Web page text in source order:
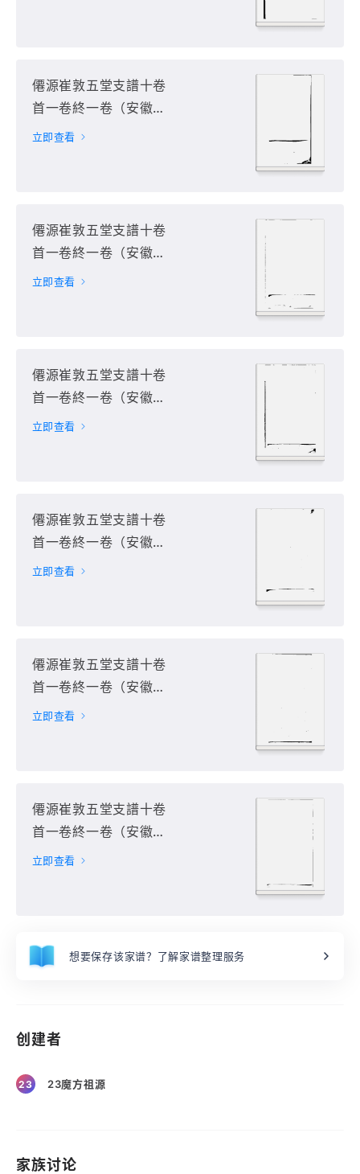
僊源崔敦五堂支譜十卷
首一卷終一卷（安徽省
黃山市）第7册
立即查看
僊源崔敦五堂支譜十卷
首一卷終一卷（安徽省
黃山市）第8册
立即查看
僊源崔敦五堂支譜十卷
首一卷終一卷（安徽省
黃山市）第9册
立即查看
僊源崔敦五堂支譜十卷
首一卷終一卷（安徽省
黃山市）第10册
立即查看
僊源崔敦五堂支譜十卷
首一卷終一卷（安徽省
黃山市）第11册
立即查看
僊源崔敦五堂支譜十卷
首一卷終一卷（安徽省
黃山市）第12册
立即查看
想要保存该家谱？了解家谱整理服务
创建者
23 23魔方祖源
家族讨论